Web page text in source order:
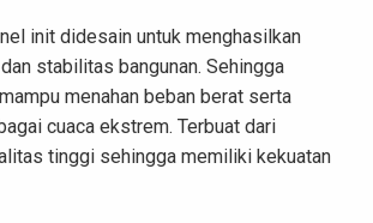
init didesain untuk menghasilkan
stabilitas bangunan. Sehingga
menahan beban berat serta
cuaca ekstrem. Terbuat dari
tinggi sehingga memiliki kekuatan